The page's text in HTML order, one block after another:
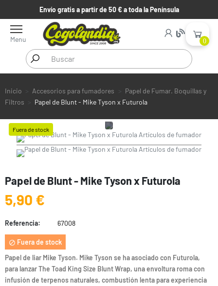
Envío gratis a partir de 50 € a toda la Península
Menu 0
Inicio Accesorios para fumadores
Papel de Fumar. Boquillas y
Filtros
Papel de Blunt - Mike Tyson x Futurola
Fuera de stock
Papel de Blunt - Mike Tyson x Futurola
5,90 €
Referencia: 67008
 Fuera de stock
Papel de liar Mike Tyson. Mike Tyson se ha asociado con Futurola,
para lanzar The Toad King Size Blunt Wrap, una envoltura roma con
infusión de terpenos naturales, combustión lenta para experiencia